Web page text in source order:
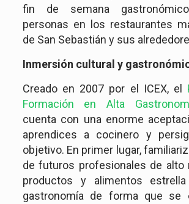
fin de semana
personas en los restaurantes
de San Sebastián y sus
Inmersión cultural y
Creado en 2007 por el ICEX, el
Formación en Alta
cuenta con una enorme
aprendices a cocinero y
objetivo. En primer lugar,
de futuros profesionales de alto
productos y alimentos
gastronomía de forma que se